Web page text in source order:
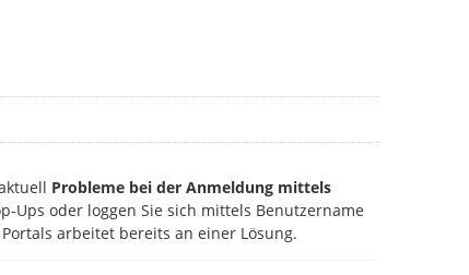
Probleme bei der Anmeldung mittels
Ups oder loggen Sie sich mittels Benutzername
arbeitet bereits an einer Lösung.